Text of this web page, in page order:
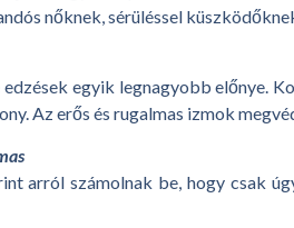
nőknek, sérüléssel
egyik legnagyobb előnye.
Az erős és rugalmas izmok
arról számolnak be, hogy csak